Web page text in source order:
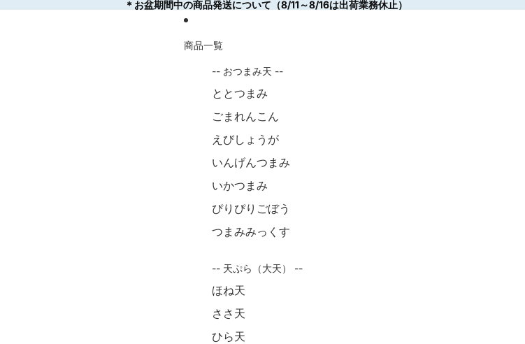
＊お盆期間中の商品発送について（8/11～8/16は出荷業務休止）
＊お盆期間中の商品発送について（8/11～8/16は出荷業務休止）
商品一覧
-- おつまみ天 --
ととつまみ
ごまれんこん
えびしょうが
いんげんつまみ
いかつまみ
ぴりぴりごぼう
つまみみっくす
-- 天ぷら（大天） --
ほね天
ささ天
ひら天